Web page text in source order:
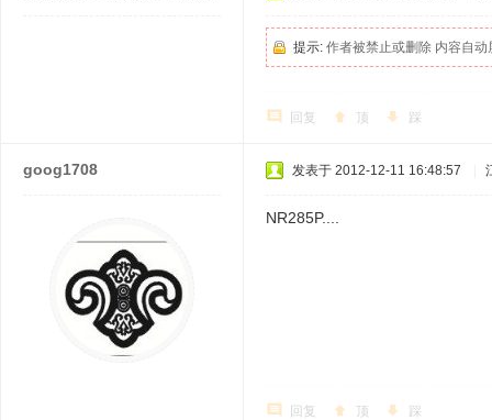
提示: 作者被禁止或删除 内容自动
回复 顶 踩
goog1708 发表于 2012-12-11 16:48:57
NR285P....
回复 顶 踩